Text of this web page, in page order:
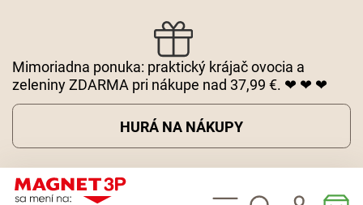
Mimoriadna ponuka: praktický krájač ovocia a
zeleniny ZDARMA pri nákupe nad 37,99 €. ❤ ❤ ❤
HURÁ NA NÁKUPY